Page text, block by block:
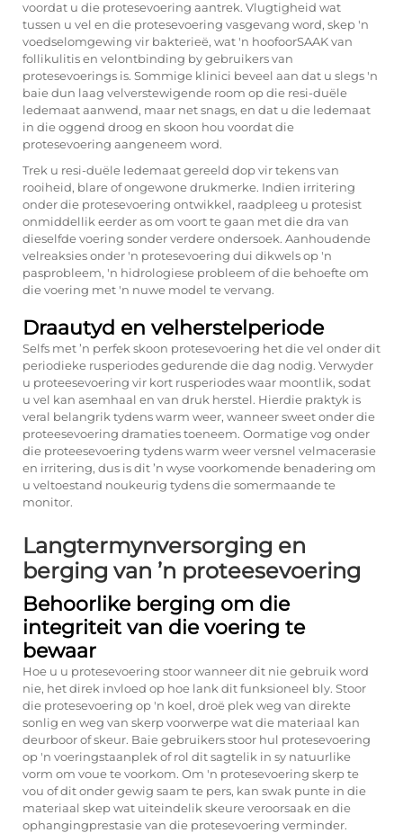
voordat u die protesevoering aantrek. Vlugtigheid wat
tussen u vel en die protesevoering vasgevang word, skep 'n
voedselomgewing vir bakterieë, wat 'n hoofoorSAAK van
follikulitis en velontbinding by gebruikers van
protesevoerings is. Sommige klinici beveel aan dat u slegs 'n
baie dun laag velverstewigende room op die resi-duële
ledemaat aanwend, maar net snags, en dat u die ledemaat
in die oggend droog en skoon hou voordat die
protesevoering aangeneem word.
Trek u resi-duële ledemaat gereeld dop vir tekens van
rooiheid, blare of ongewone drukmerke. Indien irritering
onder die protesevoering ontwikkel, raadpleeg u protesist
onmiddellik eerder as om voort te gaan met die dra van
dieselfde voering sonder verdere ondersoek. Aanhoudende
velreaksies onder 'n protesevoering dui dikwels op 'n
pasprobleem, 'n hidrologiese probleem of die behoefte om
die voering met 'n nuwe model te vervang.
Draautyd en velherstelperiode
Selfs met ’n perfek skoon protesevoering het die vel onder dit
periodieke rusperiodes gedurende die dag nodig. Verwyder
u proteesevoering vir kort rusperiodes waar moontlik, sodat
u vel kan asemhaal en van druk herstel. Hierdie praktyk is
veral belangrik tydens warm weer, wanneer sweet onder die
proteesevoering dramaties toeneem. Oormatige vog onder
die proteesevoering tydens warm weer versnel velmacerasie
en irritering, dus is dit ’n wyse voorkomende benadering om
u veltoestand noukeurig tydens die somermaande te
monitor.
Langtermynversorging en
berging van ’n proteesevoering
Behoorlike berging om die
integriteit van die voering te
bewaar
Hoe u u protesevoering stoor wanneer dit nie gebruik word
nie, het direk invloed op hoe lank dit funksioneel bly. Stoor
die protesevoering op 'n koel, droë plek weg van direkte
sonlig en weg van skerp voorwerpe wat die materiaal kan
deurboor of skeur. Baie gebruikers stoor hul protesevoering
op 'n voeringstaanplek of rol dit sagtelik in sy natuurlike
vorm om voue te voorkom. Om 'n protesevoering skerp te
vou of dit onder gewig saam te pers, kan swak punte in die
materiaal skep wat uiteindelik skeure veroorsaak en die
ophangingprestasie van die protesevoering verminder.